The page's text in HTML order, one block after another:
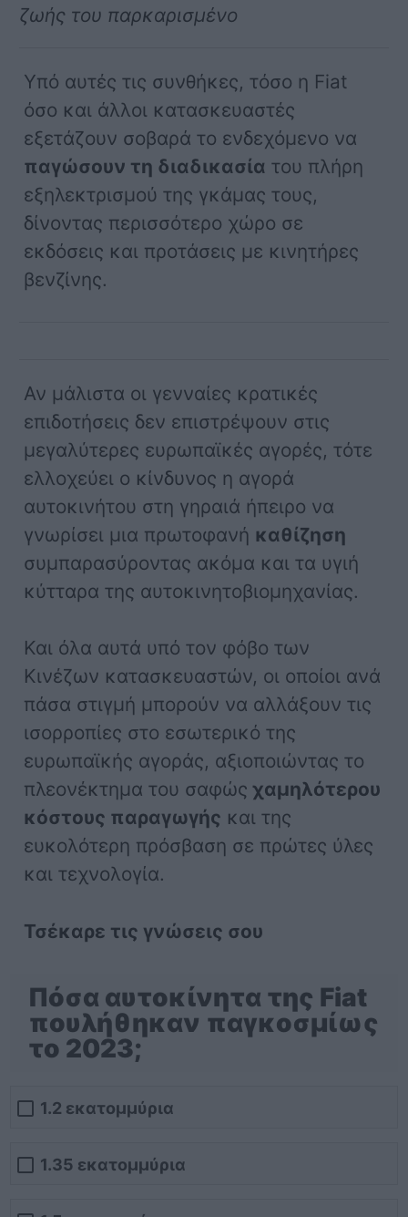
ζωής του παρκαρισμένο
Υπό αυτές τις συνθήκες, τόσο η Fiat
όσο και άλλοι κατασκευαστές
εξετάζουν σοβαρά το ενδεχόμενο να
παγώσουν τη διαδικασία του πλήρη
εξηλεκτρισμού της γκάμας τους,
δίνοντας περισσότερο χώρο σε
εκδόσεις και προτάσεις με κινητήρες
βενζίνης.
Αν μάλιστα οι γενναίες κρατικές
επιδοτήσεις δεν επιστρέψουν στις
μεγαλύτερες ευρωπαϊκές αγορές, τότε
ελλοχεύει ο κίνδυνος η αγορά
αυτοκινήτου στη γηραιά ήπειρο να
γνωρίσει μια πρωτοφανή καθίζηση
συμπαρασύροντας ακόμα και τα υγιή
κύτταρα της αυτοκινητοβιομηχανίας.
Και όλα αυτά υπό τον φόβο των
Κινέζων κατασκευαστών, οι οποίοι ανά
πάσα στιγμή μπορούν να αλλάξουν τις
ισορροπίες στο εσωτερικό της
ευρωπαϊκής αγοράς, αξιοποιώντας το
πλεονέκτημα του σαφώς χαμηλότερου
κόστους παραγωγής και της
ευκολότερη πρόσβαση σε πρώτες ύλες
και τεχνολογία.
Τσέκαρε τις γνώσεις σου
Πόσα αυτοκίνητα της Fiat
πουλήθηκαν παγκοσμίως
το 2023;
1.2 εκατομμύρια
1.35 εκατομμύρια